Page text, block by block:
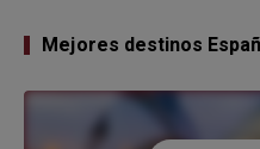
Mejores destinos